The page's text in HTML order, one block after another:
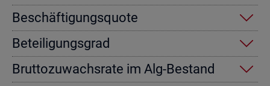
Be­schäf­ti­gungs­quo­te
Be­tei­li­gungs­grad
Brut­to­zu­wachs­ra­te im Alg-Be­stand